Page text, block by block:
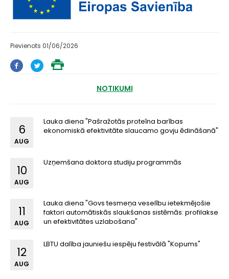
Pievienots 01/06/2026
NOTIKUMI
Lauka diena "Pašražotās proteīna barības
ekonomiskā efektivitāte slaucamo govju ēdināšanā"
6
AUG
Uzņemšana doktora studiju programmās
10
AUG
Lauka diena "Govs tesmeņa veselību ietekmējošie
faktori automātiskās slaukšanas sistēmās: profilakse
un efektivitātes uzlabošana"
11
AUG
LBTU dalība jauniešu iespēju festivālā "Kopums"
12
AUG